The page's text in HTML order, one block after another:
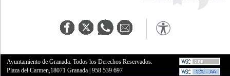
Ayuntamiento de Granada. Todos los Derechos Reservados.
Plaza del Carmen,18071 Granada |958 539 697